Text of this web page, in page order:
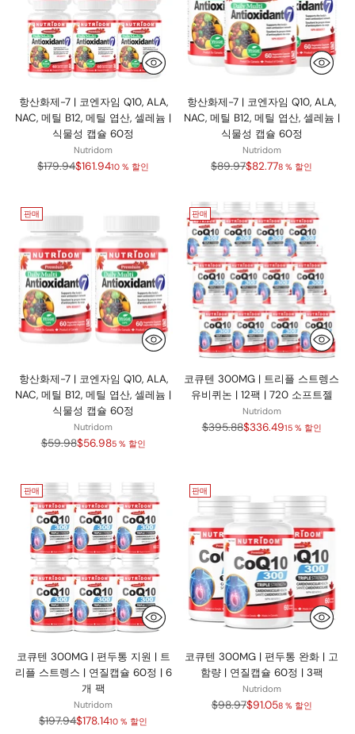
항산화제-7 | 코엔자임 Q10, ALA,
NAC, 메틸 B12, 메틸 엽산, 셀레늄 |
식물성 캡슐 60정
Nutridom
정
$179.94$161.9410 % 할인
항산화제-7 | 코엔자임 Q10, ALA,
NAC, 메틸 B12, 메틸 엽산, 셀레늄 |
식물성 캡슐 60정
Nutridom
정
$89.97$82.778 % 할인
판매
항산화제-7 | 코엔자임 Q10, ALA,
NAC, 메틸 B12, 메틸 엽산, 셀레늄 |
식물성 캡슐 60정
Nutridom
정
$59.98$56.985 % 할인
판매
코큐텐 300MG | 트리플 스트렝스
유비퀴논 | 12팩 | 720 소프트젤
Nutridom
정
$395.88$336.4915 % 할인
판매
코큐텐 300MG | 편두통 지원 | 트
리플 스트렝스 | 연질캡슐 60정 | 6
개 팩
Nutridom
정
$197.94$178.1410 % 할인
판매
코큐텐 300MG | 편두통 완화 | 고
함량 | 연질캡슐 60정 | 3팩
Nutridom
정
$98.97$91.058 % 할인